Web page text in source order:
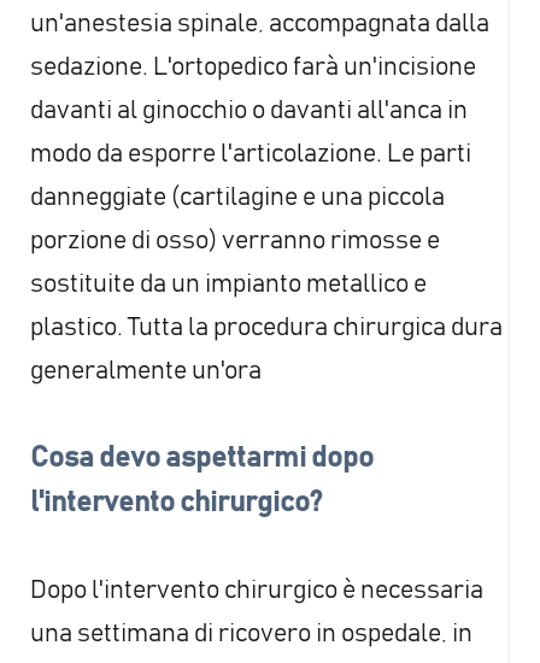
un'anestesia spinale, accompagnata dalla
sedazione. L'ortopedico farà un'incisione
davanti al ginocchio o davanti all'anca in
modo da esporre l'articolazione. Le parti
danneggiate (cartilagine e una piccola
porzione di osso) verranno rimosse e
sostituite da un impianto metallico e
plastico. Tutta la procedura chirurgica dura
generalmente un'ora
Cosa devo aspettarmi dopo
l'intervento chirurgico?
Dopo l'intervento chirurgico è necessaria
una settimana di ricovero in ospedale, in